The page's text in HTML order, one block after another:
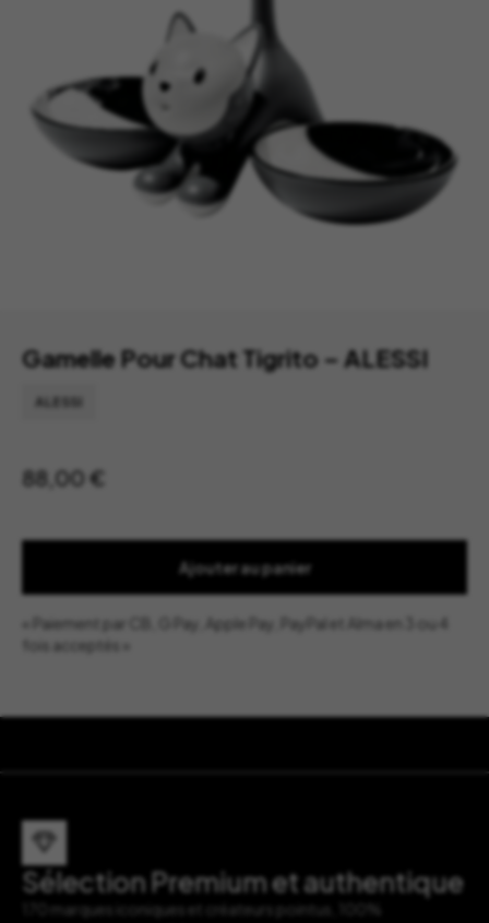
Gamelle Pour Chat Tigrito – ALESSI
ALESSI
88,00 €
Ajouter au panier
« Paiement par CB, G Pay, Apple Pay, PayPal et Alma en 3 ou 4
fois acceptés »
Sélection Premium et authentique
170 marques iconiques et créateurs pointus, 100%